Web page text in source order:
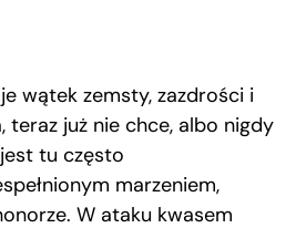
wątek zemsty, zazdrości i
teraz już nie chce, albo nigdy
tu często
marzeniem,
W ataku kwasem